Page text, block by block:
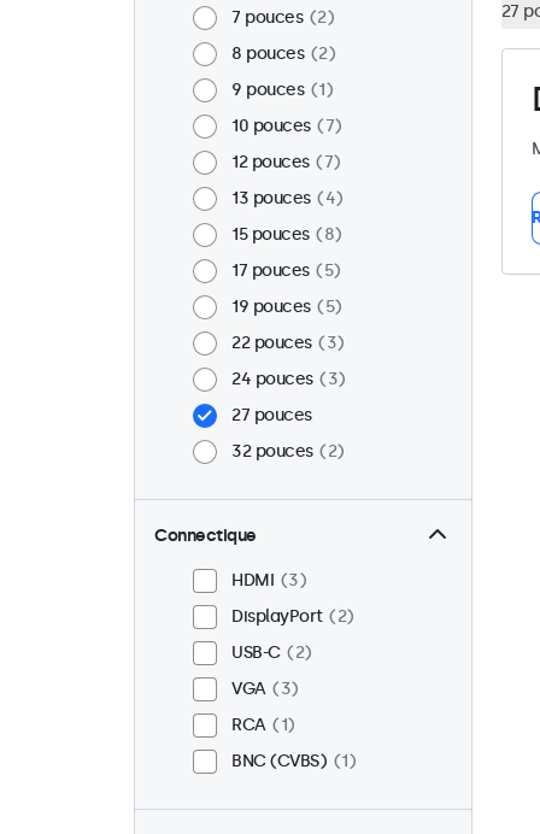
7 pouces
2
8 pouces
2
9 pouces
1
10 pouces
7
12 pouces
7
13 pouces
4
15 pouces
8
17 pouces
5
19 pouces
5
22 pouces
3
24 pouces
3
27 pouces
32 pouces
2
Connectique
HDMI
3
DisplayPort
2
USB-C
2
VGA
3
RCA
1
BNC (CVBS)
1
27